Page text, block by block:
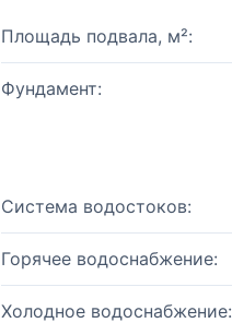
Площадь подвала, м²:
Фундамент:
Система водостоков:
Горячее водоснабжение:
Холодное водоснабжение: